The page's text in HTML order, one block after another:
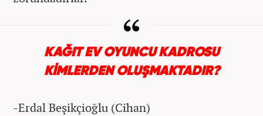
KAĞIT EV OYUNCU KADROSU
KİMLERDEN OLUŞMAKTADIR?
-Erdal Beşikçioğlu (Cihan)